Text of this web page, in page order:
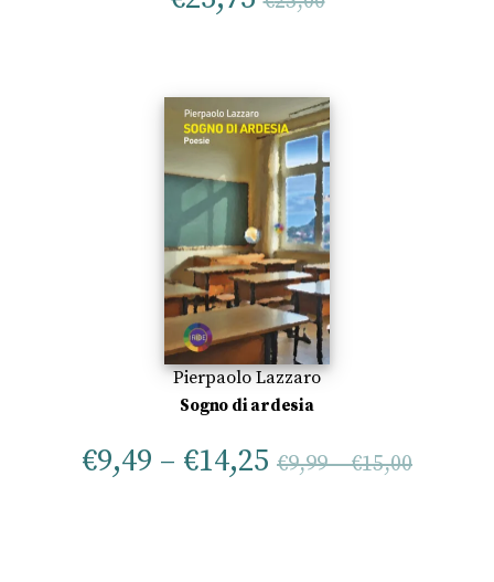
Pierpaolo Lazzaro
Sogno di ardesia
€9,49 – €14,25 €9,99–€15,00